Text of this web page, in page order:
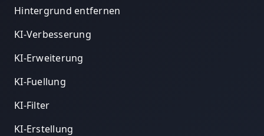
Hintergrund entfernen
KI-Verbesserung
KI-Erweiterung
KI-Fuellung
KI-Filter
KI-Erstellung